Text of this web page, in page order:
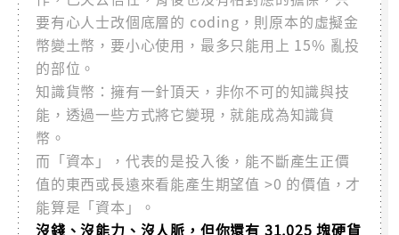
要有心人士改個底層的 coding，則原本的虛擬金
幣變土幣，要小心使用，最多只能用上 15% 亂投
的部位。
知識貨幣：擁有一針頂天，非你不可的知識與技
能，透過一些方式將它變現，就能成為知識貨
幣。
而「資本」，代表的是投入後，能不斷產生正價
值的東西或長遠來看能產生期望值 >0 的價值，才
能算是「資本」。
沒錢、沒能力、沒人脈，但你還有 31,025 塊硬貨